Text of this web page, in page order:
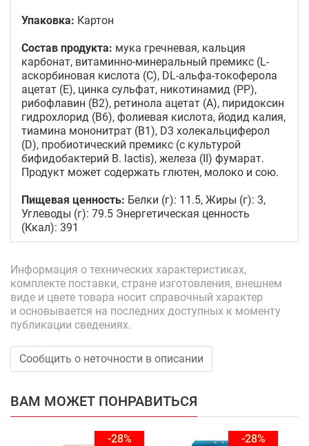
Упаковка: Картон
Состав продукта: мука гречневая, кальция
карбонат, витаминно-минеральный премикс (L-
аскорбиновая кислота (С), DL-альфа-токоферола
ацетат (E), цинка сульфат, никотинамид (РР),
рибофлавин (В2), ретинола ацетат (А), пиридоксин
гидрохлорид (В6), фолиевая кислота, йодид калия,
тиамина мононитрат (В1), D3 холекальциферол
(D), пробиотический премикс (с культурой
бифидобактерий В. lactis), железа (II) фумарат.
Продукт может содержать глютен, молоко и сою.
Пищевая ценность: Белки (г): 11.5, Жиры (г): 3,
Углеводы (г): 79.5 Энергетическая ценность
(Ккал): 391
Информация о технических характеристиках,
комплекте поставки, стране изготовления, внешнем
виде и цвете товара носит справочный характер
и основывается на последних доступных к моменту
публикации сведениях.
Сообщить о неточности в описании
ВАМ МОЖЕТ ПОНРАВИТЬСЯ
-28% -28%